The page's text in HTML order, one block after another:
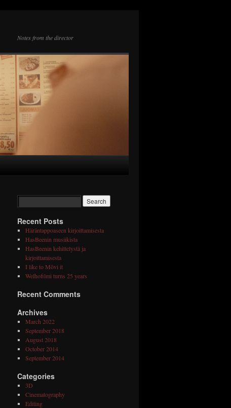
Notes from the director
Recent Posts
Häräntappoaseen kirjoittamisesta
HasBeenin musiikista
HasBeenin kehittelystä ja
kirjoittamisesta
I like to Mōvi it
Welhofilmi turns 25 years
Recent Comments
Archives
March 2022
September 2018
August 2018
October 2014
September 2014
Categories
3D
Cinematography
Editing